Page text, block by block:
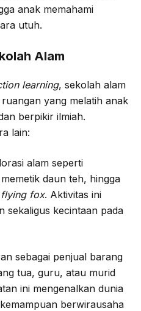
anak memahami
utuh.
Alam
learning, sekolah alam
yang melatih anak
berpikir ilmiah.
lain:
alam seperti
daun teh, hingga
flying fox. Aktivitas ini
sekaligus kecintaan pada
sebagai penjual barang
tua, guru, atau murid
ini mengenalkan dunia
berwirausaha